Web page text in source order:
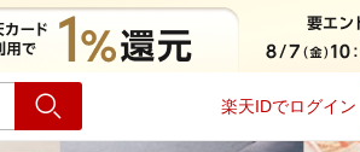
楽天IDでログイン